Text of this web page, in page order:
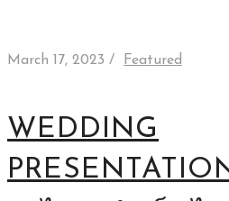
March 17, 2023 / Featured
WEDDING